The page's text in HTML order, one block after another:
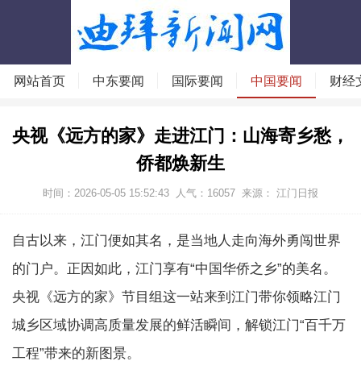
网站首页 中东要闻 国际要闻 中国要闻 财经
央视《远方的家》走进江门：山海寄乡愁，
侨都焕新生
时间：2026-05-05 15:52:43 人气： 16057 来源： 江门日报
自古以来，江门便如其名，是当地人走向海外勇闯世界
的门户。正因如此，江门享有“中国华侨之乡”的美名。
央视《远方的家》节目组这一站来到江门带你领略江门
城乡区域协调高质量发展的鲜活瞬间，解锁江门“百千万
工程”带来的新图景。